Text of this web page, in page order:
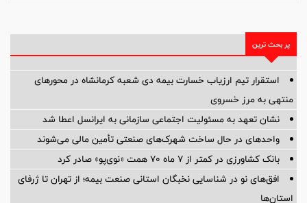
پر بحث ترین
استقرار تیم ارزیاب خسارت بیمه دی شعبه کرمانشاه در محورهای
منتهی به مرز خسروی
نشان تعهد به مسئولیت اجتماعی سازمانی به ایرانسل اعطا شد
واحدهای در حال ساخت شهرک‌های صنعتی تأمین مالی می‌شوند
بانک کشاورزی در کمتر از ۷ ماه ۷۰ همت «نوی‌پو» صادر کرد
افق‌های نو در شناسایی نخبگان استانی صنعت بیمه؛ از تهران تا ژرفای
استان‌ها